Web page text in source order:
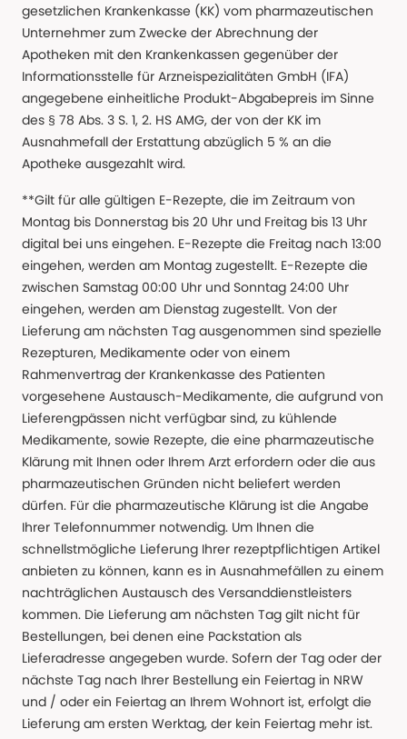
gesetzlichen Krankenkasse (KK) vom pharmazeutischen
Unternehmer zum Zwecke der Abrechnung der
Apotheken mit den Krankenkassen gegenüber der
Informationsstelle für Arzneispezialitäten GmbH (IFA)
angegebene einheitliche Produkt-Abgabepreis im Sinne
des § 78 Abs. 3 S. 1, 2. HS AMG, der von der KK im
Ausnahmefall der Erstattung abzüglich 5 % an die
Apotheke ausgezahlt wird.
**Gilt für alle gültigen E-Rezepte, die im Zeitraum von
Montag bis Donnerstag bis 20 Uhr und Freitag bis 13 Uhr
digital bei uns eingehen. E-Rezepte die Freitag nach 13:00
eingehen, werden am Montag zugestellt. E-Rezepte die
zwischen Samstag 00:00 Uhr und Sonntag 24:00 Uhr
eingehen, werden am Dienstag zugestellt. Von der
Lieferung am nächsten Tag ausgenommen sind spezielle
Rezepturen, Medikamente oder von einem
Rahmenvertrag der Krankenkasse des Patienten
vorgesehene Austausch-Medikamente, die aufgrund von
Lieferengpässen nicht verfügbar sind, zu kühlende
Medikamente, sowie Rezepte, die eine pharmazeutische
Klärung mit Ihnen oder Ihrem Arzt erfordern oder die aus
pharmazeutischen Gründen nicht beliefert werden
dürfen. Für die pharmazeutische Klärung ist die Angabe
Ihrer Telefonnummer notwendig. Um Ihnen die
schnellstmögliche Lieferung Ihrer rezeptpflichtigen Artikel
anbieten zu können, kann es in Ausnahmefällen zu einem
nachträglichen Austausch des Versanddienstleisters
kommen. Die Lieferung am nächsten Tag gilt nicht für
Bestellungen, bei denen eine Packstation als
Lieferadresse angegeben wurde. Sofern der Tag oder der
nächste Tag nach Ihrer Bestellung ein Feiertag in NRW
und / oder ein Feiertag an Ihrem Wohnort ist, erfolgt die
Lieferung am ersten Werktag, der kein Feiertag mehr ist.